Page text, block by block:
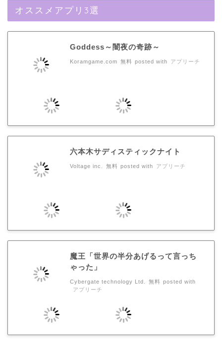
オススメアプリ3選
Goddess～闇夜の奇跡～
Koramgame.com 無料 posted with アプリーチ
六本木サディスティックナイト
Voltage inc. 無料 posted with アプリーチ
魔王「世界の半分あげるって言っち
ゃった」
Cybergate technology Ltd. 無料 posted with
アプリーチ